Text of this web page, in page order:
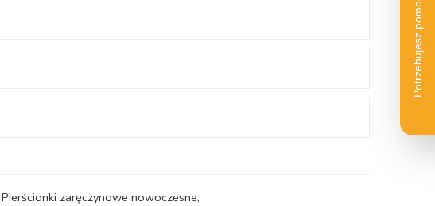
Pierścionki zaręczynowe nowoczesne,